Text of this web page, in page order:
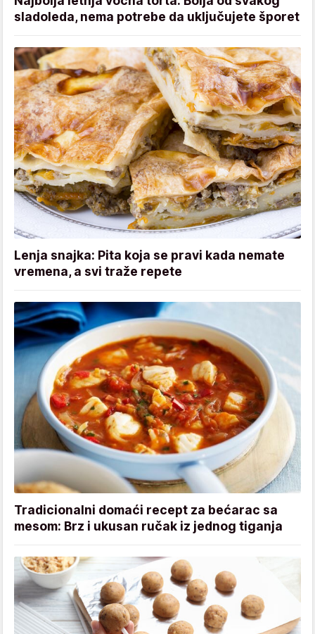
sladoleda, nema potrebe da uključujete šporet
Lenja snajka: Pita koja se pravi kada nemate
vremena, a svi traže repete
Tradicionalni domaći recept za bećarac sa
mesom: Brz i ukusan ručak iz jednog tiganja